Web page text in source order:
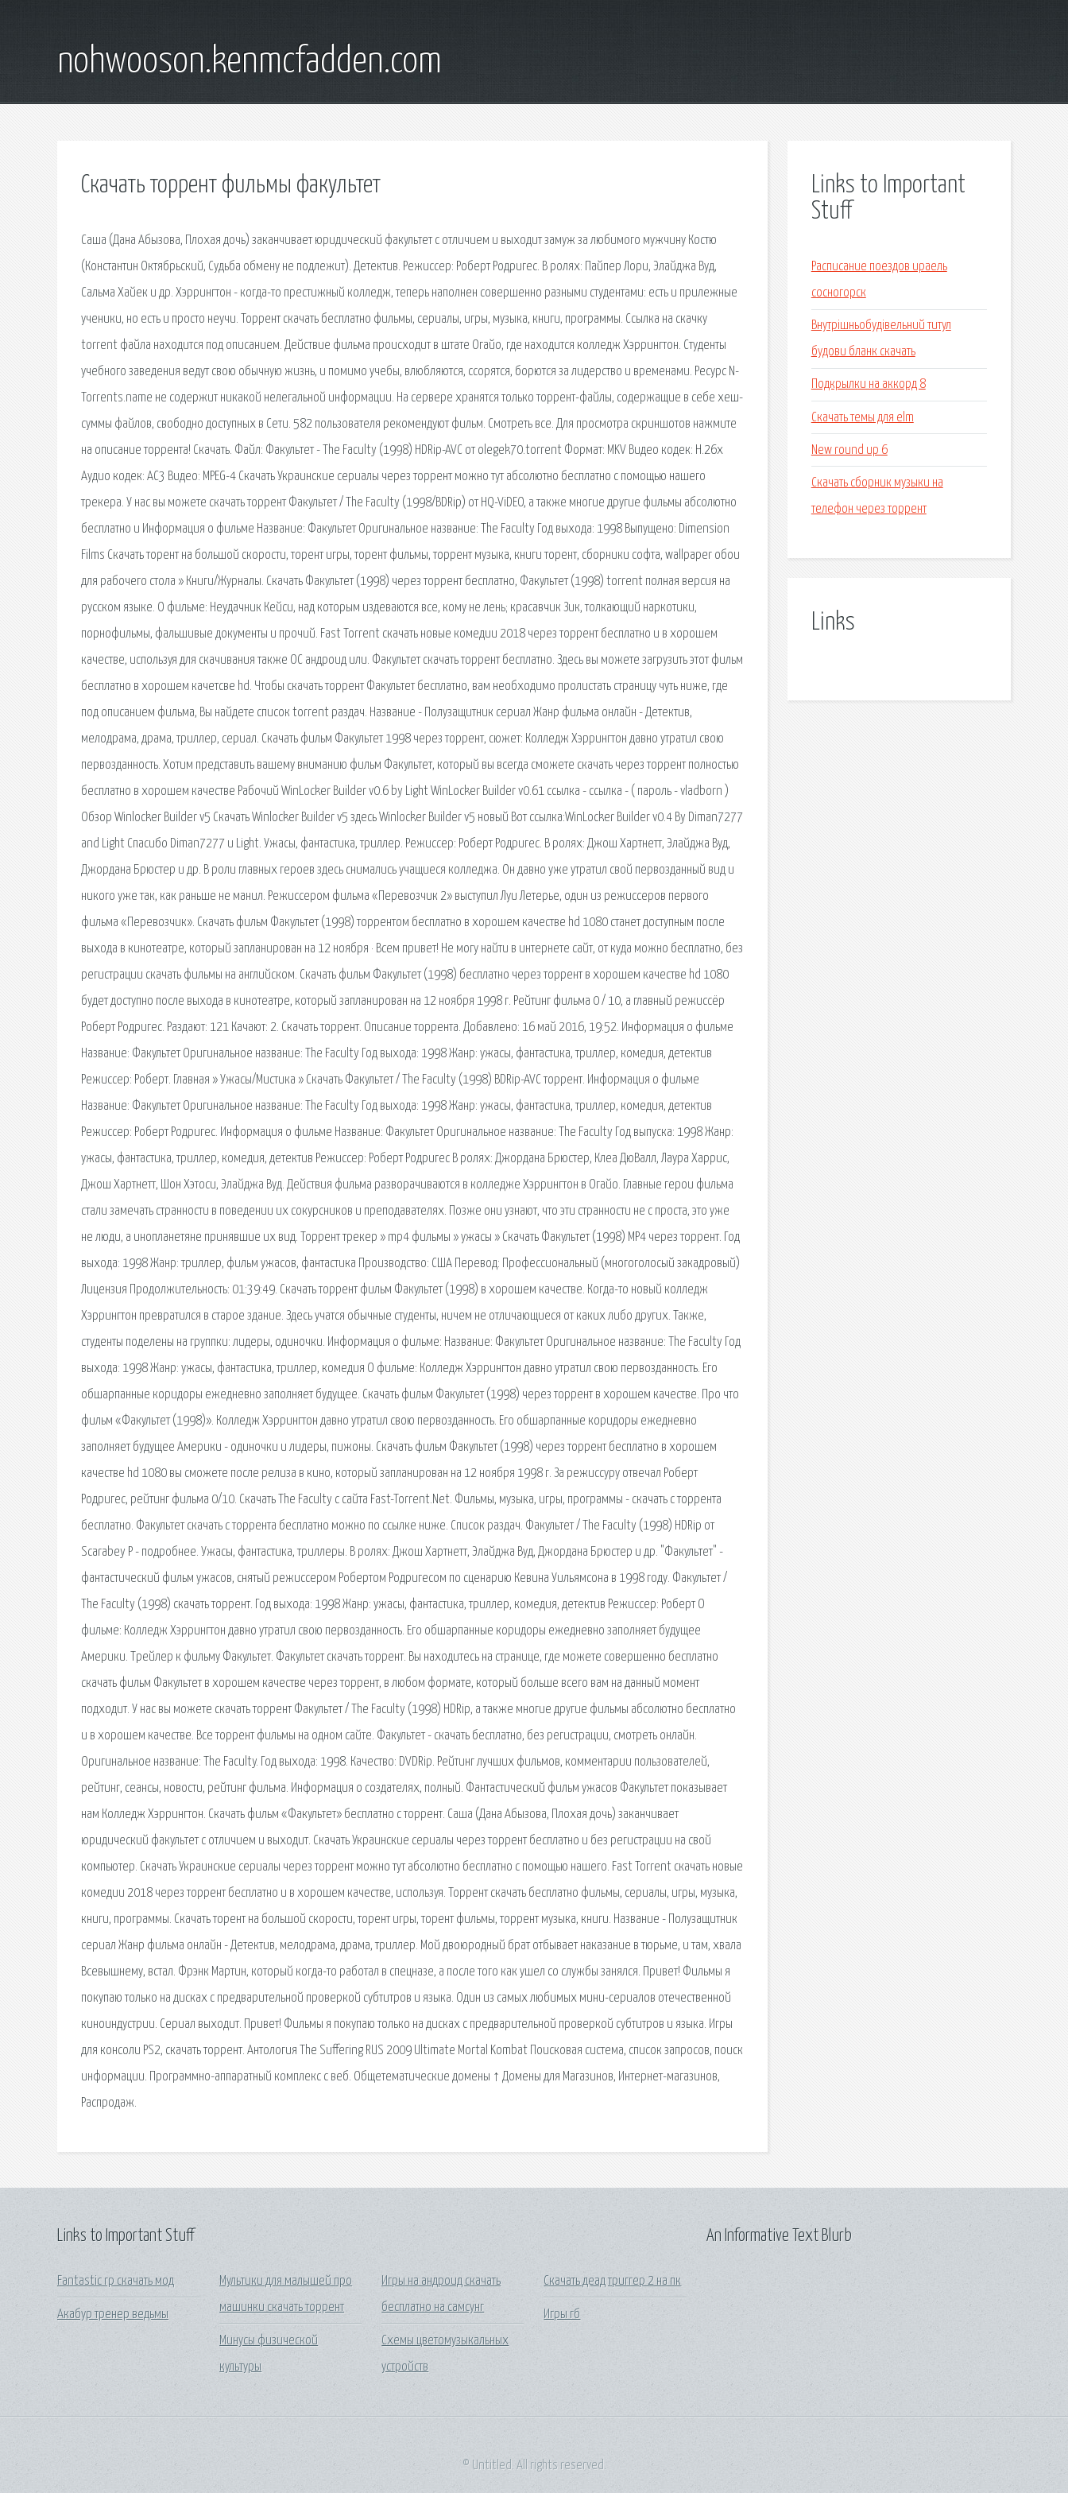
nohwooson.kenmcfadden.com
Скачать торрент фильмы факультет
Саша (Дана Абызова, Плохая дочь) заканчивает юридический факультет с отличием и выходит замуж за любимого мужчину Костю
(Константин Октябрьский, Судьба обмену не подлежит). Детектив. Режиссер: Роберт Родригес. В ролях: Пайпер Лори, Элайджа Вуд,
Сальма Хайек и др. Хэррингтон - когда-то престижный колледж, теперь наполнен совершенно разными студентами: есть и прилежные
ученики, но есть и просто неучи. Торрент скачать бесплатно фильмы, сериалы, игры, музыка, книги, программы. Ссылка на скачку
torrent файла находится под описанием. Действие фильма происходит в штате Огайо, где находится колледж Хэррингтон. Студенты
учебного заведения ведут свою обычную жизнь, и помимо учебы, влюбляются, ссорятся, борются за лидерство и временами. Ресурс N-
Torrents.name не содержит никакой нелегальной информации. На сервере хранятся только торрент-файлы, содержащие в себе хеш-
суммы файлов, свободно доступных в Сети. 582 пользователя рекомендуют фильм. Смотреть все. Для просмотра скриншотов нажмите
на описание торрента! Скачать. Файл: Факультет - The Faculty (1998) HDRip-AVC от olegek70.torrent Формат: MKV Видео кодек: H.26x
Аудио кодек: AC3 Видео: MPEG-4 Скачать Украинские сериалы через торрент можно тут абсолютно бесплатно с помощью нашего
трекера. У нас вы можете скачать торрент Факультет / The Faculty (1998/BDRip) от HQ-ViDEO, а также многие другие фильмы абсолютно
бесплатно и Информация о фильме Название: Факультет Оригинальное название: The Faculty Год выхода: 1998 Выпущено: Dimension
Films Скачать торент на большой скорости, торент игры, торент фильмы, торрент музыка, книги торент, сборники софта, wallpaper обои
для рабочего стола » Книги/Журналы. Скачать Факультет (1998) через торрент бесплатно, Факультет (1998) torrent полная версия на
русском языке. О фильме: Неудачник Кейси, над которым издеваются все, кому не лень; красавчик Зик, толкающий наркотики,
порнофильмы, фальшивые документы и прочий. Fast Torrent скачать новые комедии 2018 через торрент бесплатно и в хорошем
качестве, используя для скачивания также ОС андроид или. Факультет скачать торрент бесплатно. Здесь вы можете загрузить этот фильм
бесплатно в хорошем качетсве hd. Чтобы скачать торрент Факультет бесплатно, вам необходимо пролистать страницу чуть ниже, где
под описанием фильма, Вы найдете список torrent раздач. Название - Полузащитник сериал Жанр фильма онлайн - Детектив,
мелодрама, драма, триллер, сериал. Скачать фильм Факультет 1998 через торрент, сюжет: Колледж Хэррингтон давно утратил свою
первозданность. Хотим представить вашему вниманию фильм Факультет, который вы всегда сможете скачать через торрент полностью
бесплатно в хорошем качестве Рабочий WinLocker Builder v0.6 by Light WinLocker Builder v0.61 ссылка - ссылка - ( пароль - vladborn )
Обзор Winlocker Builder v5 Скачать Winlocker Builder v5 здесь Winlocker Builder v5 новый Вот ссылка:WinLocker Builder v0.4 By Diman7277
and Light Спасибо Diman7277 и Light. Ужасы, фантастика, триллер. Режиссер: Роберт Родригес. В ролях: Джош Хартнетт, Элайджа Вуд,
Джордана Брюстер и др. В роли главных героев здесь снимались учащиеся колледжа. Он давно уже утратил свой первозданный вид и
никого уже так, как раньше не манил. Режиссером фильма «Перевозчик 2» выступил Луи Летерье, один из режиссеров первого
фильма «Перевозчик». Скачать фильм Факультет (1998) торрентом бесплатно в хорошем качестве hd 1080 станет доступным после
выхода в кинотеатре, который запланирован на 12 ноября · Всем привет! Не могу найти в интернете сайт, от куда можно бесплатно, без
регистрации скачать фильмы на английском. Скачать фильм Факультет (1998) бесплатно через торрент в хорошем качестве hd 1080
будет доступно после выхода в кинотеатре, который запланирован на 12 ноября 1998 г. Рейтинг фильма 0 / 10, а главный режиссёр
Роберт Родригес. Раздают: 121 Качают: 2. Скачать торрент. Описание торрента. Добавлено: 16 май 2016, 19:52. Информация о фильме
Название: Факультет Оригинальное название: The Faculty Год выхода: 1998 Жанр: ужасы, фантастика, триллер, комедия, детектив
Режиссер: Роберт. Главная » Ужасы/Мистика » Скачать Факультет / The Faculty (1998) BDRip-AVC торрент. Информация о фильме
Название: Факультет Оригинальное название: The Faculty Год выхода: 1998 Жанр: ужасы, фантастика, триллер, комедия, детектив
Режиссер: Роберт Родригес. Информация о фильме Название: Факультет Оригинальное название: The Faculty Год выпуска: 1998 Жанр:
ужасы, фантастика, триллер, комедия, детектив Режиссер: Роберт Родригес В ролях: Джордана Брюстер, Клеа ДюВалл, Лаура Харрис,
Джош Хартнетт, Шон Хэтоси, Элайджа Вуд. Действия фильма разворачиваются в колледже Хэррингтон в Огайо. Главные герои фильма
стали замечать странности в поведении их сокурсников и преподавателях. Позже они узнают, что эти странности не с проста, это уже
не люди, а инопланетяне принявшие их вид. Торрент трекер » mp4 фильмы » ужасы » Скачать Факультет (1998) MP4 через торрент. Год
выхода: 1998 Жанр: триллер, фильм ужасов, фантастика Производство: США Перевод: Профессиональный (многоголосый закадровый)
Лицензия Продолжительность: 01:39:49. Скачать торрент фильм Факультет (1998) в хорошем качестве. Когда-то новый колледж
Хэррингтон превратился в старое здание. Здесь учатся обычные студенты, ничем не отличающиеся от каких либо других. Также,
студенты поделены на группки: лидеры, одиночки. Информация о фильме: Название: Факультет Оригинальное название: The Faculty Год
выхода: 1998 Жанр: ужасы, фантастика, триллер, комедия О фильме: Колледж Хэррингтон давно утратил свою первозданность. Его
обшарпанные коридоры ежедневно заполняет будущее. Скачать фильм Факультет (1998) через торрент в хорошем качестве. Про что
фильм «Факультет (1998)». Колледж Хэррингтон давно утратил свою первозданность. Его обшарпанные коридоры ежедневно
заполняет будущее Америки - одиночки и лидеры, пижоны. Скачать фильм Факультет (1998) через торрент бесплатно в хорошем
качестве hd 1080 вы сможете после релиза в кино, который запланирован на 12 ноября 1998 г. За режиссуру отвечал Роберт
Родригес, рейтинг фильма 0/10. Скачать The Faculty с сайта Fast-Torrent.Net. Фильмы, музыка, игры, программы - скачать с торрента
бесплатно. Факультет скачать с торрента бесплатно можно по ссылке ниже. Список раздач. Факультет / The Faculty (1998) НDRip от
Scarabey P - подробнее. Ужасы, фантастика, триллеры. В ролях: Джош Хартнетт, Элайджа Вуд, Джордана Брюстер и др. "Факультет" -
фантастический фильм ужасов, снятый режиссером Робертом Родригесом по сценарию Кевина Уильямсона в 1998 году. Факультет /
The Faculty (1998) скачать торрент. Год выхода: 1998 Жанр: ужасы, фантастика, триллер, комедия, детектив Режиссер: Роберт О
фильме: Колледж Хэррингтон давно утратил свою первозданность. Его обшарпанные коридоры ежедневно заполняет будущее
Америки. Трейлер к фильму Факультет. Факультет скачать торрент. Вы находитесь на странице, где можете совершенно бесплатно
скачать фильм Факультет в хорошем качестве через торрент, в любом формате, который больше всего вам на данный момент
подходит. У нас вы можете скачать торрент Факультет / The Faculty (1998) НDRip, а также многие другие фильмы абсолютно бесплатно
и в хорошем качестве. Все торрент фильмы на одном сайте. Факультет - скачать бесплатно, без регистрации, смотреть онлайн.
Оригинальное название: The Faculty. Год выхода: 1998. Качество: DVDRip. Рейтинг лучших фильмов, комментарии пользователей,
рейтинг, сеансы, новости, рейтинг фильма. Информация о создателях, полный. Фантастический фильм ужасов Факультет показывает
нам Колледж Хэррингтон. Скачать фильм «Факультет» бесплатно c торрент. Саша (Дана Абызова, Плохая дочь) заканчивает
юридический факультет с отличием и выходит. Скачать Украинские сериалы через торрент бесплатно и без регистрации на свой
компьютер. Скачать Украинские сериалы через торрент можно тут абсолютно бесплатно с помощью нашего. Fast Torrent скачать новые
комедии 2018 через торрент бесплатно и в хорошем качестве, используя. Торрент скачать бесплатно фильмы, сериалы, игры, музыка,
книги, программы. Скачать торент на большой скорости, торент игры, торент фильмы, торрент музыка, книги. Название - Полузащитник
сериал Жанр фильма онлайн - Детектив, мелодрама, драма, триллер. Мой двоюродный брат отбывает наказание в тюрьме, и там, хвала
Всевышнему, встал. Фрэнк Мартин, который когда-то работал в спецназе, а после того как ушел со службы занялся. Привет! Фильмы я
покупаю только на дисках с предварительной проверкой субтитров и языка. Один из самых любимых мини-сериалов отечественной
киноиндустрии. Сериал выходит. Привет! Фильмы я покупаю только на дисках с предварительной проверкой субтитров и языка. Игры
для консоли PS2, скачать торрент. Антология The Suffering RUS 2009 Ultimate Mortal Kombat Поисковая сиcтема, список запросов, поиск
информации. Программно-аппаратный комплекс с веб. Общетематические домены ↑ Домены для Магазинов, Интернет-магазинов,
Распродаж.
Links to Important
Stuff
Расписание поездов ираель
сосногорск
Внутрішньобудівельний титул
будови бланк скачать
Подкрылки на аккорд 8
Скачать темы для elm
New round up 6
Скачать сборник музыки на
телефон через торрент
Links
Links to Important Stuff
Fantastic rp скачать мод
Акабур тренер ведьмы
Мультики для малышей про
машинки скачать торрент
Минусы физической
культуры
Игры на андроид скачать
бесплатно на самсунг
Схемы цветомузыкальных
устройств
Скачать деад триггер 2 на пк
Игры гб
An Informative Text Blurb
© Untitled. All rights reserved.